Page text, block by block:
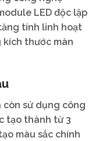
LED độc lập
tính linh hoạt
thước màn
còn sử dụng công
tạo thành từ 3
màu sắc chính